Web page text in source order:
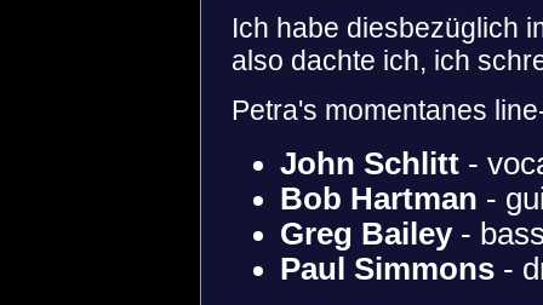
Ich habe diesbezüglich
also dachte ich, ich
Petra's momentanes
John Schlitt -
Bob Hartman -
Greg Bailey-
Paul Simmons -